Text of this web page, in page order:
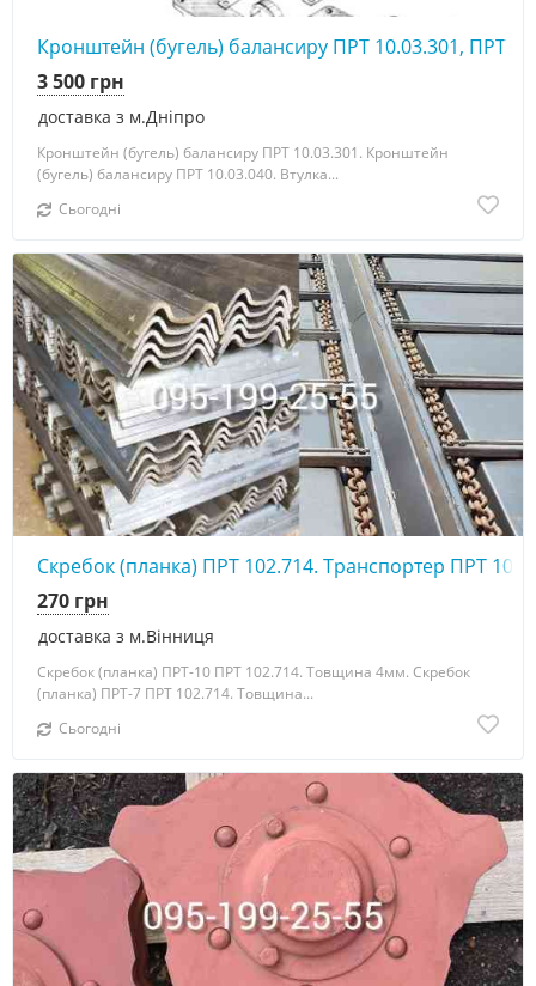
Кронштейн (бугель) балансиру ПРТ 10.03.301, ПРТ
доставка з м.Дніпро
3 500 грн
Кронштейн (бугель) балансиру ПРТ 10.03.301. Кронштейн
(бугель) балансиру ПРТ 10.03.040. Втулка...
Сьогодні
Скребок (планка) ПРТ 102.714. Транспортер ПРТ
доставка з м.Вінниця
270 грн
Скребок (планка) ПРТ-10 ПРТ 102.714. Товщина 4мм. Скребок
(планка) ПРТ-7 ПРТ 102.714. Товщина...
Сьогодні